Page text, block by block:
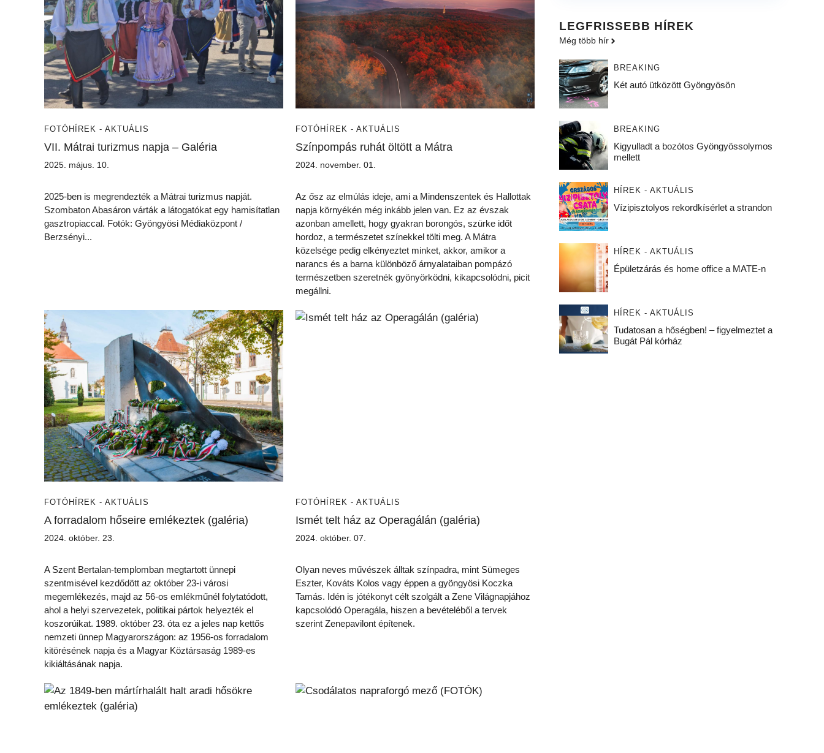
FOTÓ HÍREK - AKTUÁLIS
VII. Mátrai turizmus napja – Galéria
2025. május. 10.
2025-ben is megrendezték a Mátrai turizmus napját.
Szombaton Abasáron várták a látogatókat egy hamisítatlan
gasztropiaccal. Fotók: Gyöngyösi Médiaközpont /
Berzsényi...
FOTÓ HÍREK - AKTUÁLIS
Színpompás ruhát öltött a Mátra
2024. november. 01.
Az ősz az elmúlás ideje, ami a Mindenszentek és Hallottak
napja környékén még inkább jelen van. Ez az évszak
azonban amellett, hogy gyakran borongós, szürke időt
hordoz, a természetet színekkel tölti meg. A Mátra
közelsége pedig elkényeztet minket, akkor, amikor a
narancs és a barna különböző árnyalataiban pompázó
természetben szeretnék gyönyörködni, kikapcsolódni, picit
megállni.
FOTÓ HÍREK - AKTUÁLIS
A forradalom hőseire emlékeztek (galéria)
2024. október. 23.
A Szent Bertalan-templomban megtartott ünnepi
szentmisével kezdődött az október 23-i városi
megemlékezés, majd az 56-os emlékműnél folytatódott,
ahol a helyi szervezetek, politikai pártok helyezték el
koszorúikat. 1989. október 23. óta ez a jeles nap kettős
nemzeti ünnep Magyarországon: az 1956-os forradalom
kitörésének napja és a Magyar Köztársaság 1989-es
kikiáltásának napja.
FOTÓ HÍREK - AKTUÁLIS
Ismét telt ház az Operagálán (galéria)
2024. október. 07.
Olyan neves művészek álltak színpadra, mint Sümeges
Eszter, Kováts Kolos vagy éppen a gyöngyösi Koczka
Tamás. Idén is jótékonyt célt szolgált a Zene Világnapjához
kapcsolódó Operagála, hiszen a bevételéből a tervek
szerint Zenepavilont építenek.
LEGFRISSEBB HÍREK
Még több hír
BREAKING
Két autó ütközött Gyöngyösön
BREAKING
Kigyulladt a bozótos Gyöngyössolymos
mellett
HÍREK - AKTUÁLIS
Vízipisztolyos rekordkísérlet a strandon
HÍREK - AKTUÁLIS
Épületzárás és home office a MATE-n
HÍREK - AKTUÁLIS
Tudatosan a hőségben! – figyelmeztet a
Bugát Pál kórház